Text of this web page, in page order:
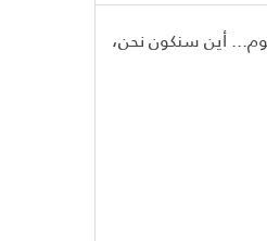
أين سنكون نحن،